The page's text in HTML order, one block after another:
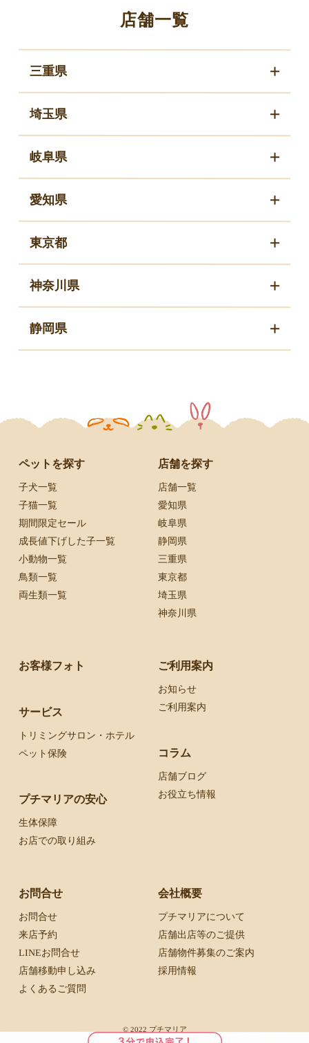
店舗一覧
三重県
埼玉県
岐阜県
愛知県
東京都
神奈川県
静岡県
ペットを探す
子犬一覧
子猫一覧
期間限定セール
成長値下げした子一覧
小動物一覧
鳥類一覧
両生類一覧
店舗を探す
店舗一覧
愛知県
岐阜県
静岡県
三重県
東京都
埼玉県
神奈川県
お客様フォト
サービス
トリミングサロン・ホテル
ペット保険
プチマリアの安心
生体保障
お店での取り組み
ご利用案内
お知らせ
ご利用案内
コラム
店舗ブログ
お役立ち情報
お問合せ
お問合せ
来店予約
LINEお問合せ
店舗移動申し込み
よくあるご質問
会社概要
プチマリアについて
店舗出店等のご提供
店舗物件募集のご案内
採用情報
© 2022 プチマリア